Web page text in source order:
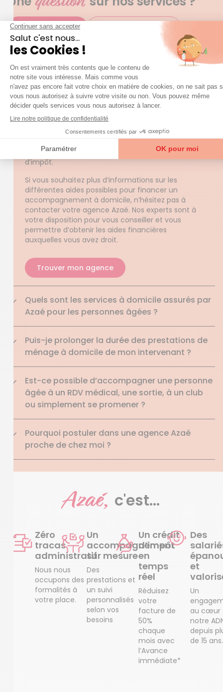
Accéder à la FAQ
Aide à domicile : quelles sont les aides pour
payer mes factures ?
De nombreuses aides financières peuvent être
mises en place pour financer une aide à domicile
en fonction de votre situation.
Vous pouvez bénéficier d’aides spécifiques au
maintien à domicile, qui peuvent être versées par
le Conseil départemental ou votre caisse de
du montant restant à votre charge grâce au crédit
d’impôt.
Si vous souhaitez plus d’informations sur les
différentes aides possibles pour financer un
accompagnement à domicile, n’hésitez pas à
contacter votre agence Azaé. Nos experts sont à
votre disposition pour vous conseiller et vous
permettre d’obtenir les aides financières
auxquelles vous avez droit.
Trouver mon agence
Quels sont les services à domicile assurés par
Azaé pour les personnes âgées ?
Puis-je prolonger la durée des prestations de
ménage à domicile de mon intervenant ?
Est-ce possible d’accompagner une personne
âgée à un RDV médical, une sortie, à un club
ou simplement se promener ?
Pourquoi postuler dans une agence Azaé
proche de chez moi ?
Azaé, c'est...
Zéro
tracas
administratif
Nous nous
occupons des
formalités à
votre place.
Un
accompagnement
sur mesure
Des
prestations et
un suivi
personnalisés
selon vos
besoins
Un crédit
d’impôt
en
temps
réel
Réduisez
votre
facture de
50%
chaque
mois avec
l’Avance
immédiate*
Des
et
Un
au cœur
notre
depuis
de 15 ans.